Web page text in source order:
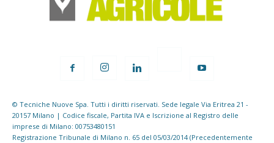
© Tecniche Nuove Spa. Tutti i diritti riservati. Sede legale Via Eritrea 21 -
20157 Milano | Codice fiscale, Partita IVA e Iscrizione al Registro delle
imprese di Milano: 00753480151
Registrazione Tribunale di Milano n. 65 del 05/03/2014 (Precedentemente